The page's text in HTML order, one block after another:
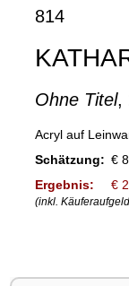
814
Ohne Titel,
Acryl auf
Schätzung: €
Ergebnis:
€
(inkl.